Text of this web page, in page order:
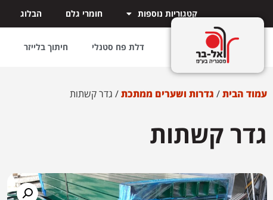
קטגוריות נוספות חומרי גלם הבלוג
דלת פח סטנלי חיתוך בלייזר
עמוד הבית/ גדרות ושערים ממתכת/ גדר קשתות
גדר קשתות